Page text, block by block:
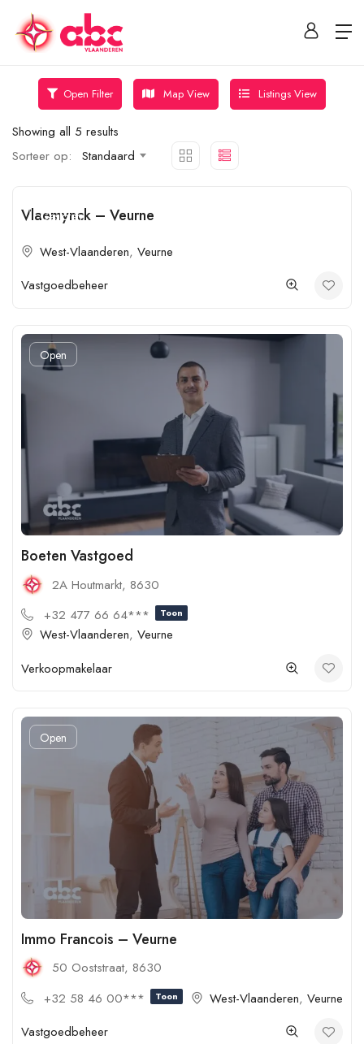
Open Filter Map View Listings View
Showing all 5 results
Sorteer op:
Standaard
Gesloten
Vlaemynck – Veurne
West-Vlaanderen, Veurne
Vastgoedbeheer
Open
Boeten Vastgoed
2A Houtmarkt, 8630
+32 477 66 64***
Toon
West-Vlaanderen, Veurne
Verkoopmakelaar
Open
Immo Francois – Veurne
50 Ooststraat, 8630
+32 58 46 00***
Toon West-Vlaanderen, Veurne
Vastgoedbeheer